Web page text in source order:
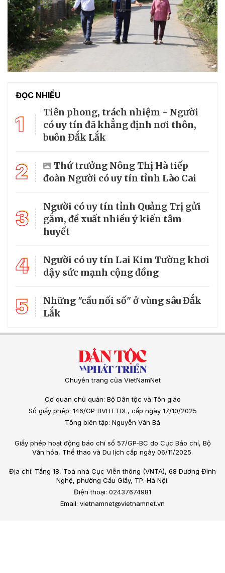
ĐỌC NHIỀU
1
Tiên phong, trách nhiệm - Người
có uy tín đã khẳng định nơi thôn,
buôn Đắk Lắk
2
Thứ trưởng Nông Thị Hà tiếp
đoàn Người có uy tín tỉnh Lào Cai
3
Người có uy tín tỉnh Quảng Trị gửi
gắm, đề xuất nhiều ý kiến tâm
huyết
4
Người có uy tín Lai Kim Tường khơi
dậy sức mạnh cộng đồng
5
Những "cầu nối số" ở vùng sâu Đắk
Lắk
Chuyên trang của VietNamNet
Cơ quan chủ quản: Bộ Dân tộc và Tôn giáo
Số giấy phép: 146/GP-BVHTTDL, cấp ngày 17/10/2025
Tổng biên tập: Nguyễn Văn Bá
Giấy phép hoạt động báo chí số 57/GP-BC do Cục Báo chí, Bộ
Văn hóa, Thể thao và Du lịch cấp ngày 06/11/2025.
Địa chỉ: Tầng 18, Toà nhà Cục Viễn thông (VNTA), 68 Dương Đình
Nghệ, phường Cầu Giấy, TP. Hà Nội.
Điện thoại: 02437674981
Email: vietnamnet@vietnamnet.vn